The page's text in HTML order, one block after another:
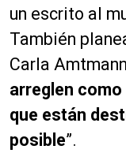
un escrito al
También
Carla
arreglen
que están
posible”.